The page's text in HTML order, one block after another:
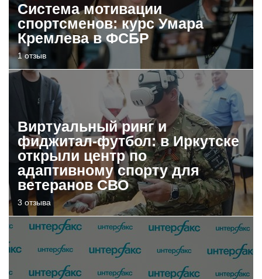
Система мотивации
спортсменов: курс Умара
Кремлева в ФСБР
1 отзыв
Виртуальный ринг и
фиджитал-футбол: в Иркутске
открыли центр по
адаптивному спорту для
ветеранов СВО
3 отзыва